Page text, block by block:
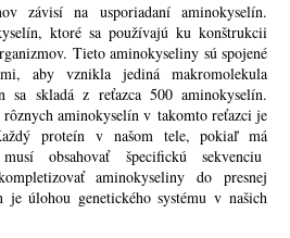
závisí na usporiadaní aminokyselín.
ktoré sa používajú ku konštrukcii
Tieto aminokyseliny sú spojené
aby vznikla jediná makromolekula
sa skladá z reťazca 500 aminokyselín.
aminokyselín v takomto reťazci je
proteín v našom tele, pokiaľ má
obsahovať špecifickú sekvenciu
aminokyseliny do presnej
je úlohou genetického systému v našich